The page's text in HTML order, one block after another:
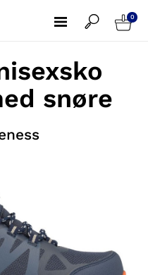
0
snøre